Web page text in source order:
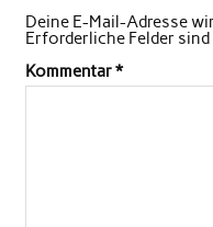
Deine E-Mail-Adresse
Erforderliche Felder sind
Kommentar*